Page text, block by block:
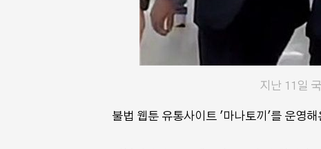
지난 11일
불법 웹툰 유통사이트 '마나토끼'를 운영